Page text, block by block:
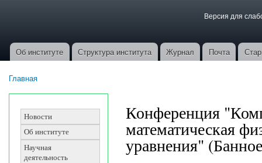
Версия для
Основные ссылки
Об институте Структура института Журнал Почта
Главная
Новости
Об институте
Научная
деятельность
Конференция
математическая
уравнения"